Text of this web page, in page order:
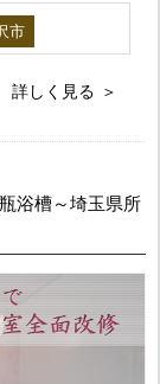
市
詳しく見る
浴槽～埼玉県所